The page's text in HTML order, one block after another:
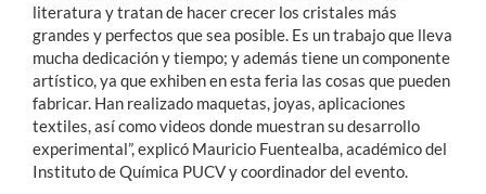
literatura y tratan de hacer crecer los cristales más
grandes y perfectos que sea posible. Es un trabajo que lleva
mucha dedicación y tiempo; y además tiene un componente
artístico, ya que exhiben en esta feria las cosas que pueden
fabricar. Han realizado maquetas, joyas, aplicaciones
textiles, así como videos donde muestran su desarrollo
experimental”, explicó Mauricio Fuentealba, académico del
Instituto de Química PUCV y coordinador del evento.